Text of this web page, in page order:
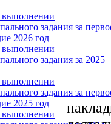
выполнении
задания за
2026 год
выполнении
задания за 2025
выполнении
задания за
2025 год
выполнении